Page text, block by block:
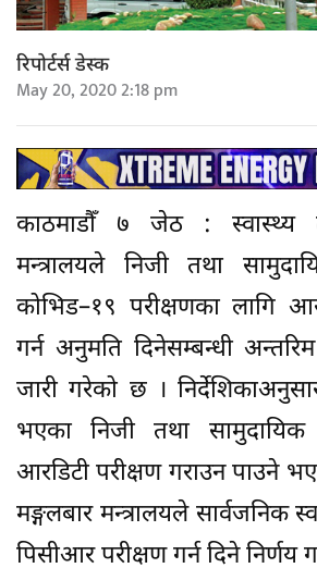
रिपोर्टर्स डेस्क
May 20, 2020 2:18 pm
काठमाडौँ ७ जेठ : स्वास्थ्य
मन्त्रालयले निजी तथा
कोभिड–१९ परीक्षणका लागि
गर्न अनुमति दिनेसम्बन्धी
जारी गरेको छ ।
भएका निजी तथा सामुदायिक
आरडिटी परीक्षण गराउन पाउने
मङ्गलबार मन्त्रालयले सार्वजनिक
पिसीआर परीक्षण गर्न दिने निर्णय